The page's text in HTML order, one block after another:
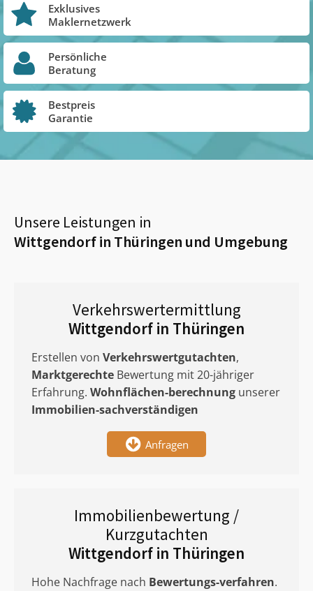
Exklusives
Maklernetzwerk
Persönliche
Beratung
Bestpreis
Garantie
Unsere Leistungen in
Wittgendorf in Thüringen und Umgebung
Verkehrswertermittlung
Wittgendorf in Thüringen
Erstellen von Verkehrswertgutachten,
Marktgerechte Bewertung mit 20-jähriger
Erfahrung. Wohnflächen-berechnung unserer
Immobilien-sachverständigen
Anfragen
Immobilienbewertung /
Kurzgutachten
Wittgendorf in Thüringen
Hohe Nachfrage nach Bewertungs-verfahren.